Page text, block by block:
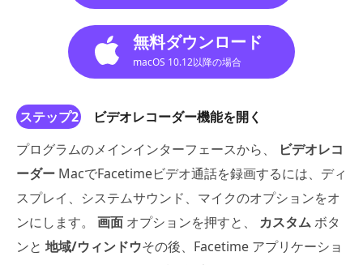
無料ダウンロード
macOS 10.12以降の場合
ステップ2
ビデオレコーダー機能を開く
プログラムのメインインターフェースから、
ビデオレコ
ーダー MacでFacetimeビデオ通話を録画するには、ディ
スプレイ、システムサウンド、マイクのオプションをオ
ンにします。 画面 オプションを押すと、 カスタムボタ
ンと 地域/ウィンドウその後、Facetime アプリケーショ